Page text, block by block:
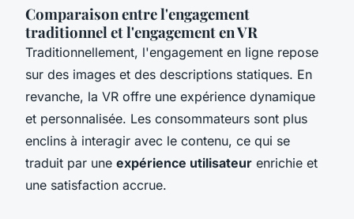
Comparaison entre l'engagement
traditionnel et l'engagement en VR
Traditionnellement, l'engagement en ligne repose
sur des images et des descriptions statiques. En
revanche, la VR offre une expérience dynamique
et personnalisée. Les consommateurs sont plus
enclins à interagir avec le contenu, ce qui se
traduit par une expérience utilisateur enrichie et
une satisfaction accrue.